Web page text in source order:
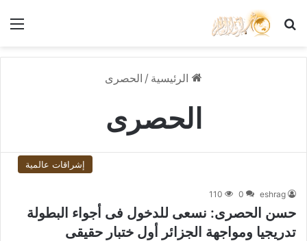
بحث عن
الرئيسية / الحصرى
الحصرى
إشراقات عالمية
eshrag
0
110
حسن الحصرى: نسعى للدخول فى أجواء البطولة
تدريجيا ومواجهة الجزائر أول ختبار حقيقى